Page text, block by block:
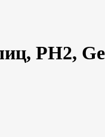
PH2,